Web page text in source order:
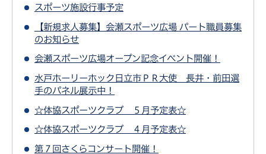
スポーツ施設行事予定
【新規求人募集】会瀬スポーツ広場 パート職員募集
のお知らせ
会瀬スポーツ広場オープン記念イベント開催！
水戸ホーリーホック日立市ＰＲ大使 長井・前田選
手のパネル展示中！
☆体協スポーツクラブ ５月予定表☆
☆体協スポーツクラブ ４月予定表☆
第７回さくらコンサート開催！